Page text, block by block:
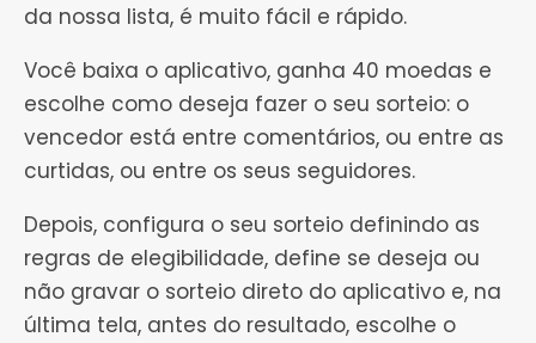
da nossa lista, é muito fácil e rápido.
Você baixa o aplicativo, ganha 40 moedas e
escolhe como deseja fazer o seu sorteio: o
vencedor está entre comentários, ou entre as
curtidas, ou entre os seus seguidores.
Depois, configura o seu sorteio definindo as
regras de elegibilidade, define se deseja ou
não gravar o sorteio direto do aplicativo e, na
última tela, antes do resultado, escolhe o